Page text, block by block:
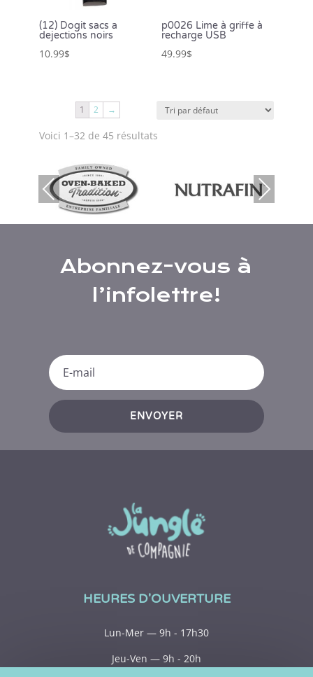
(12) Dogit sacs a
dejections noirs
10.99$
p0026 Lime à griffe à
recharge USB
49.99$
Voici 1–32 de 45 résultats
1 2 →
Previous Next
Abonnez-vous à
l’infolettre!
ENVOYER
HEURES D'OUVERTURE
Lun-Mer — 9h - 17h30
Jeu-Ven — 9h - 20h